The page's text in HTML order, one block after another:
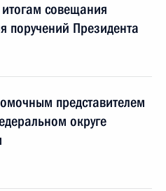
совещания
поручений Президента
представителем
округе